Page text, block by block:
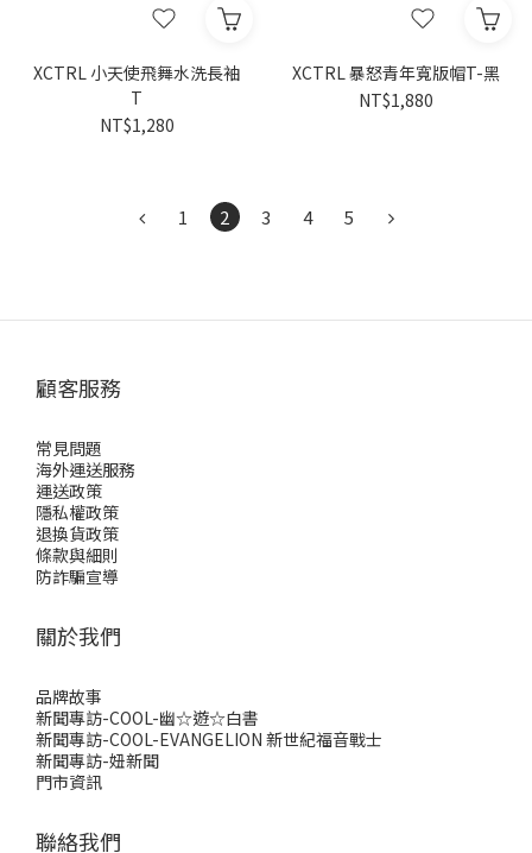
XCTRL 小天使飛舞水洗長袖
T
NT$1,280
XCTRL 暴怒青年寬版帽T-黑
NT$1,880
1 2 3 4 5
顧客服務
常見問題
海外運送服務
運送政策
隱私權政策
退換貨政策
條款與細則
防詐騙宣導
關於我們
品牌故事
新聞專訪-COOL-幽☆遊☆白書
新聞專訪-COOL-EVANGELION 新世紀福音戰士
新聞專訪-妞新聞
門市資訊
聯絡我們